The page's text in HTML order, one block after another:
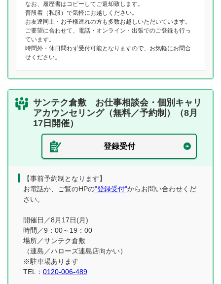
なお、履歴書はコピーしてご返却致します。
普段着（私服）で気軽にお越しください。
お友達同士・お子様連れの方も多数お越しいただいています。
ご要望に合わせて、電話・オンライン・出張でのご登録も行っ
ています。
時間外・休日問わず受付可能となりますので、お気軽にお問合
せください。
サンテク倉敷 お仕事相談会・個別キャリ
アカウンセリング（無料／予約制）（8月
17日開催）
登録受付
【事前予約制となります】
お電話か、ご覧のHPの”登録受付”からお問い合わせくだ
さい。
開催日／8月17日(月)
時間／9：00～19：00
場所／サンテク倉敷
（連島／ハローズ連島店向かい）
※駐車場あります
TEL： 0120-006-489